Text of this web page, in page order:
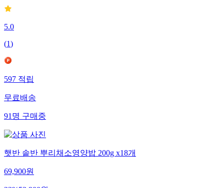
5.0
(1)
597적립
무료배송
91명구매중
햇반 솥반 뿌리채소영양밥 200g x18개
69,900원